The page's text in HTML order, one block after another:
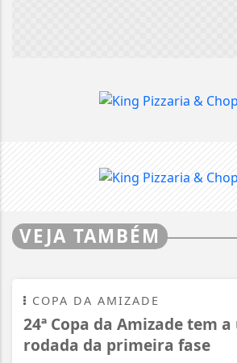
VEJA TAMBÉM
COPA DA AMIZADE
24ª Copa da Amizade tem
rodada da primeira fase